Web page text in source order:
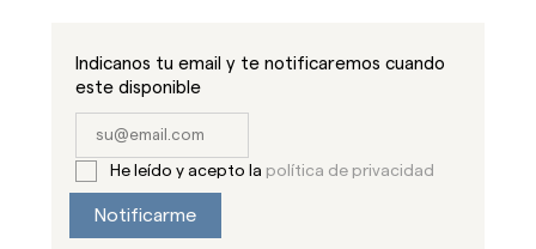
Indicanos tu email y te notificaremos cuando
este disponible
He leído y acepto la política de privacidad
Notificarme